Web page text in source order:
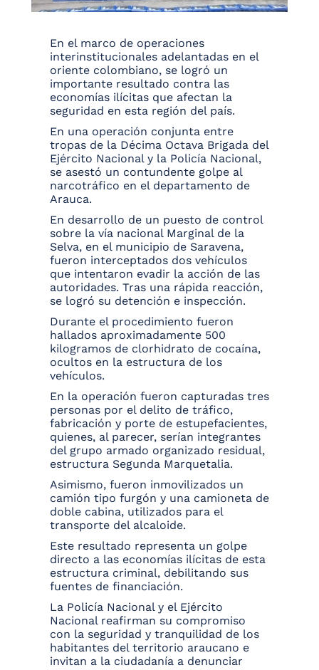
En el marco de operaciones
interinstitucionales adelantadas en el
oriente colombiano, se logró un
importante resultado contra las
economías ilícitas que afectan la
seguridad en esta región del país.
En una operación conjunta entre
tropas de la Décima Octava Brigada del
Ejército Nacional y la Policía Nacional,
se asestó un contundente golpe al
narcotráfico en el departamento de
Arauca.
En desarrollo de un puesto de control
sobre la vía nacional Marginal de la
Selva, en el municipio de Saravena,
fueron interceptados dos vehículos
que intentaron evadir la acción de las
autoridades. Tras una rápida reacción,
se logró su detención e inspección.
Durante el procedimiento fueron
hallados aproximadamente 500
kilogramos de clorhidrato de cocaína,
ocultos en la estructura de los
vehículos.
En la operación fueron capturadas tres
personas por el delito de tráfico,
fabricación y porte de estupefacientes,
quienes, al parecer, serían integrantes
del grupo armado organizado residual,
estructura Segunda Marquetalia.
Asimismo, fueron inmovilizados un
camión tipo furgón y una camioneta de
doble cabina, utilizados para el
transporte del alcaloide.
Este resultado representa un golpe
directo a las economías ilícitas de esta
estructura criminal, debilitando sus
fuentes de financiación.
La Policía Nacional y el Ejército
Nacional reafirman su compromiso
con la seguridad y tranquilidad de los
habitantes del territorio araucano e
invitan a la ciudadanía a denunciar